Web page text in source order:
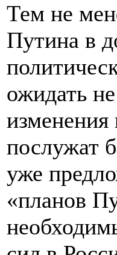
Тем не
Путина в
ожидать
изменения
послужат
уже
«планов